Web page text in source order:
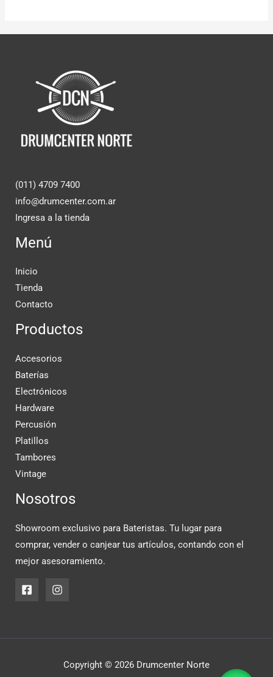
(011) 4709 7400
info@drumcenter.com.ar
Ingresa a la tienda
Menú
Inicio
Tienda
Contacto
Productos
Accesorios
Baterías
Electrónicos
Hardware
Percusión
Platillos
Tambores
Vintage
Nosotros
Showroom exclusivo para Bateristas. Tu lugar para
comprar, vender o canjear tus artículos, contando con el
mejor asesoramiento.
Copyright © 2026 Drumcenter Norte